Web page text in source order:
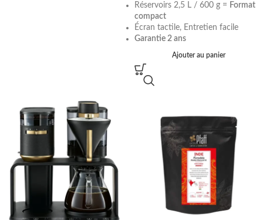
Réservoirs 2,5 L / 600 g = Format
compact
Écran tactile, Entretien facile
Garantie 2 ans
Ajouter au panier